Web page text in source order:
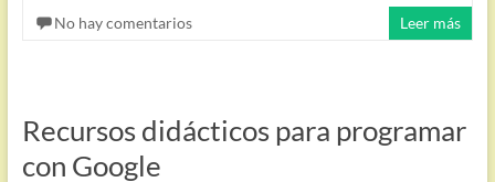
No hay comentarios
Leer más
Recursos didácticos para programar
con Google